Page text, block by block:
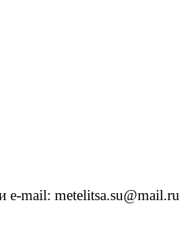
mail: metelitsa.su@mail.ru